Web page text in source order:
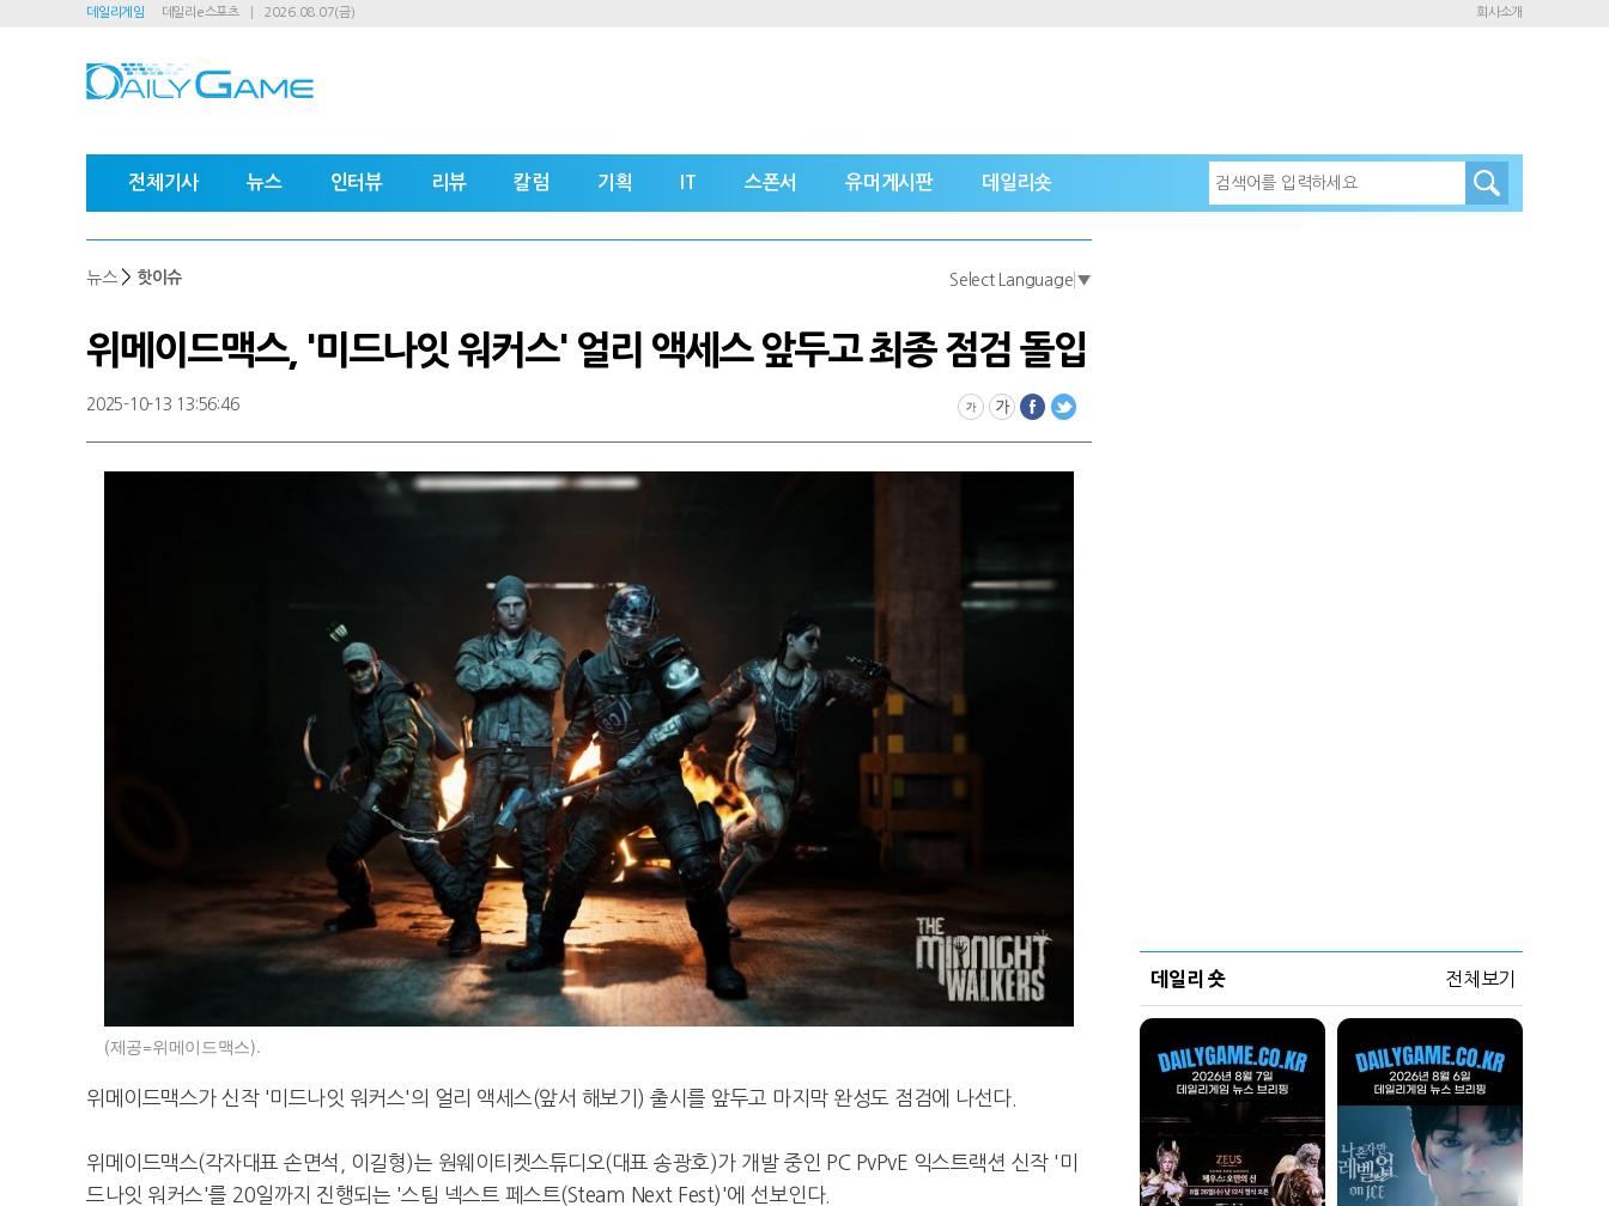
데일리게임 데일리e스포츠 2026.08.07(금) 회사소개
전체기사 뉴스 인터뷰 리뷰 칼럼 기획 IT 스폰서 유머게시판 데일리숏
뉴스 > 핫이슈 Select Language ▼
위메이드맥스, '미드나잇 워커스' 얼리 액세스 앞두고 최종 점검 돌입
2025-10-13 13:56:46
(제공=위메이드맥스).
위메이드맥스가 신작 '미드나잇 워커스'의 얼리 액세스(앞서 해보기) 출시를 앞두고 마지막 완성도 점검에 나선다.
위메이드맥스(각자대표 손면석, 이길형)는 원웨이티켓스튜디오(대표 송광호)가 개발 중인 PC PvPvE 익스트랙션 신작 '미
드나잇 워커스'를 20일까지 진행되는 '스팀 넥스트 페스트(Steam Next Fest)'에 선보인다.
데일리 숏 전체보기